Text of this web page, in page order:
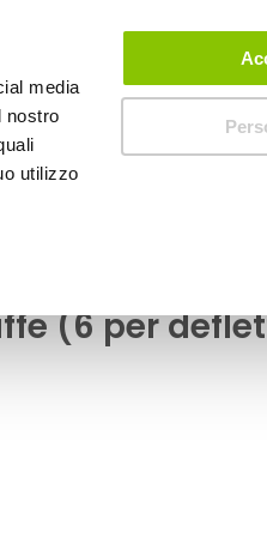
media
nostro
utilizzo
ACCEDI
(6 per